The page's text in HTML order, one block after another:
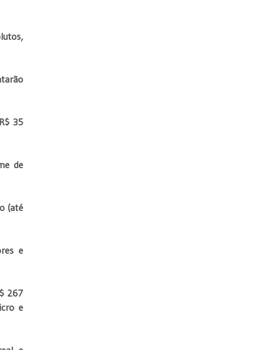
35
de
(até
e
267
e